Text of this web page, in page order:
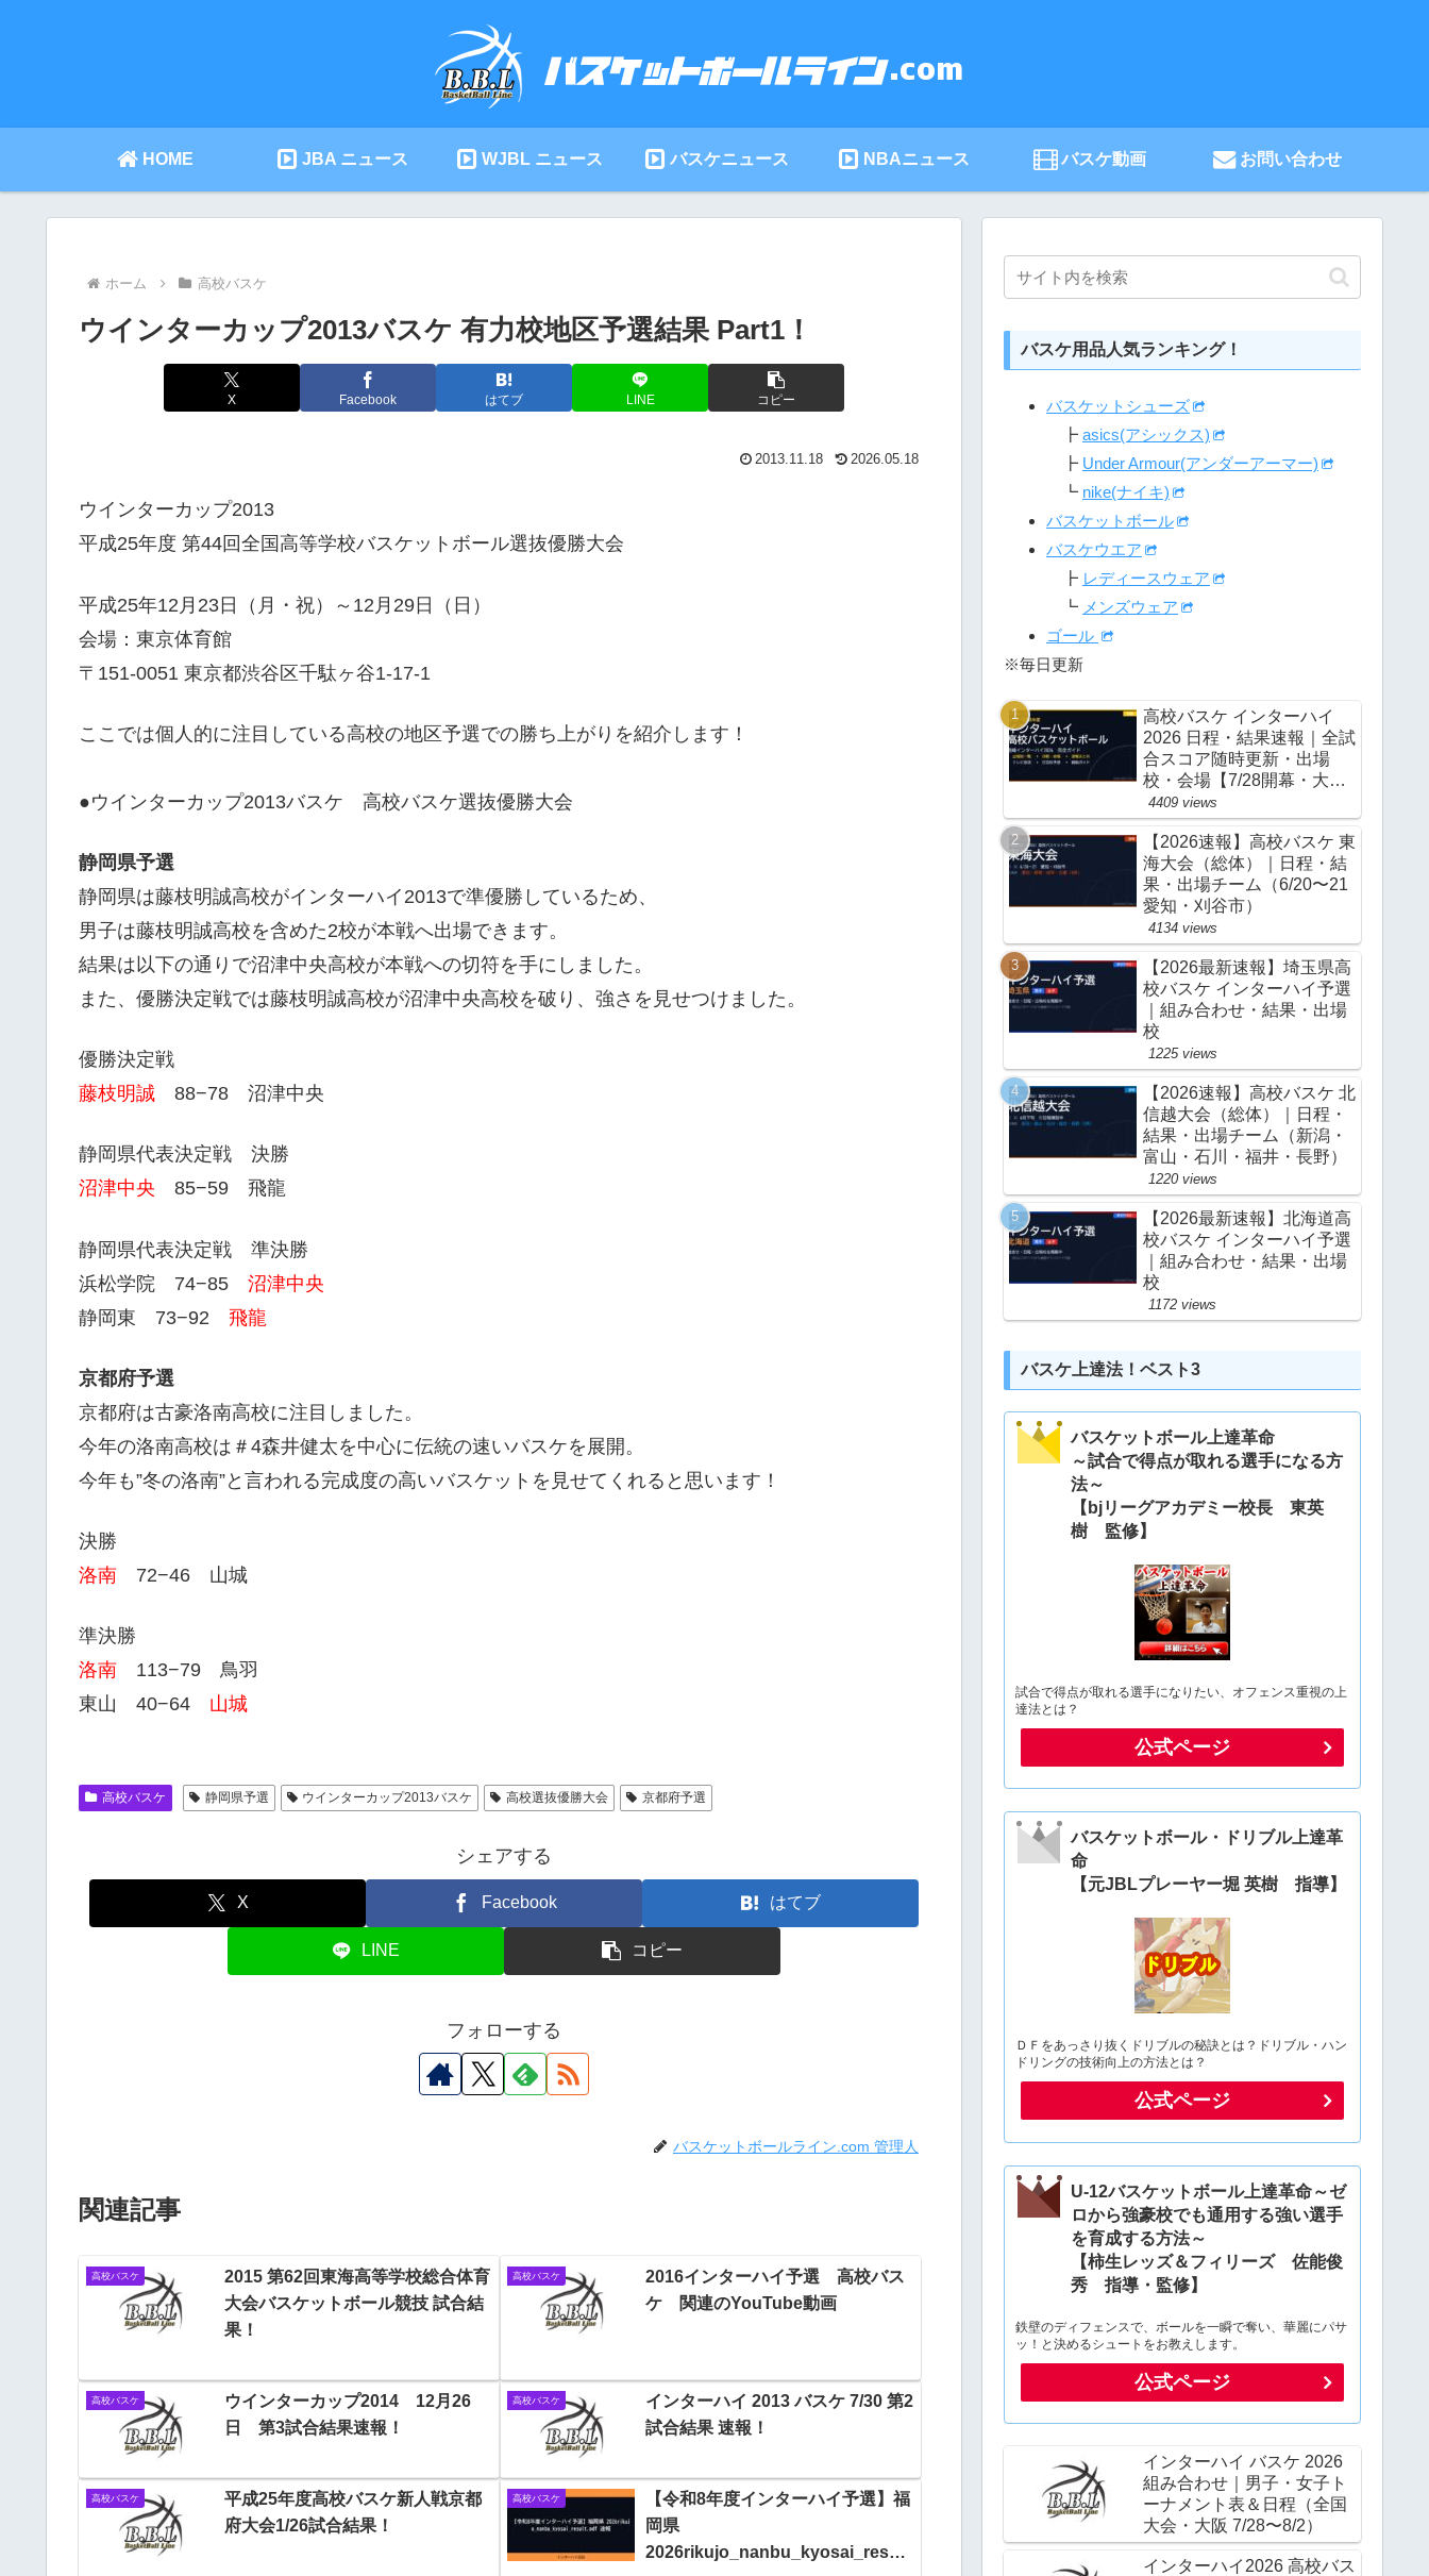
HOME JBA ニュース WJBL ニュース バスケニュース NBAニュース バスケ動画 お問い合わせ
ホーム 高校バスケ
ウインターカップ2013バスケ 有力校地区予選結果 Part1！
X Facebook はてブ LINE コピー
2013.11.18 2026.05.18
ウインターカップ2013
平成25年度 第44回全国高等学校バスケットボール選抜優勝大会
平成25年12月23日（月・祝）～12月29日（日）
会場：東京体育館
〒151-0051 東京都渋谷区千駄ヶ谷1-17-1
ここでは個人的に注目している高校の地区予選での勝ち上がりを紹介します！
●ウインターカップ2013バスケ 高校バスケ選抜優勝大会
静岡県予選
静岡県は藤枝明誠高校がインターハイ2013で準優勝しているため、
男子は藤枝明誠高校を含めた2校が本戦へ出場できます。
結果は以下の通りで沼津中央高校が本戦への切符を手にしました。
また、優勝決定戦では藤枝明誠高校が沼津中央高校を破り、強さを見せつけました。
優勝決定戦
藤枝明誠 88−78 沼津中央
静岡県代表決定戦 決勝
沼津中央 85−59 飛龍
静岡県代表決定戦 準決勝
浜松学院 74−85 沼津中央
静岡東 73−92 飛龍
京都府予選
京都府は古豪洛南高校に注目しました。
今年の洛南高校は＃4森井健太を中心に伝統の速いバスケを展開。
今年も”冬の洛南”と言われる完成度の高いバスケットを見せてくれると思います！
決勝
洛南 72−46 山城
準決勝
洛南 113−79 鳥羽
東山 40−64 山城
高校バスケ 静岡県予選 ウインターカップ2013バスケ 高校選抜優勝大会 京都府予選
シェアする
X Facebook はてブ
LINE コピー
フォローする
バスケットボールライン.com 管理人
関連記事
高校バスケ
2015 第62回東海高等学校総合体育
大会バスケットボール競技 試合結
果！
高校バスケ
2016インターハイ予選 高校バス
ケ 関連のYouTube動画
高校バスケ
ウインターカップ2014 12月26
日 第3試合結果速報！
高校バスケ
インターハイ 2013 バスケ 7/30 第2
試合結果 速報！
高校バスケ
平成25年度高校バスケ新人戦京都
府大会1/26試合結果！
高校バスケ
【令和8年度インターハイ予選】福
岡県
2026rikujo_nanbu_kyosai_result.
バスケ用品人気ランキング！
バスケットシューズ
┣ asics(アシックス)
┣ Under Armour(アンダーアーマー)
┗ nike(ナイキ)
バスケットボール
バスケウエア
┣ レディースウェア
┗ メンズウェア
ゴール
※毎日更新
高校バスケ インターハイ
2026 日程・結果速報｜全試
合スコア随時更新・出場
校・会場【7/28開幕・大
阪】
4409 views
【2026速報】高校バスケ 東
海大会（総体）｜日程・結
果・出場チーム（6/20〜21
愛知・刈谷市）
4134 views
【2026最新速報】埼玉県高
校バスケ インターハイ予選
｜組み合わせ・結果・出場
校
1225 views
【2026速報】高校バスケ 北
信越大会（総体）｜日程・
結果・出場チーム（新潟・
富山・石川・福井・長野）
1220 views
【2026最新速報】北海道高
校バスケ インターハイ予選
｜組み合わせ・結果・出場
校
1172 views
バスケ上達法！ベスト3
バスケットボール上達革命
～試合で得点が取れる選手になる方
法～
【bjリーグアカデミー校長 東英
樹 監修】
試合で得点が取れる選手になりたい、オフェンス重視の上
達法とは？
公式ページ
バスケットボール・ドリブル上達革
命
【元JBLプレーヤー堀 英樹 指導】
ＤＦをあっさり抜くドリブルの秘訣とは？ドリブル・ハン
ドリングの技術向上の方法とは？
公式ページ
U-12バスケットボール上達革命～ゼ
ロから強豪校でも通用する強い選手
を育成する方法～
【柿生レッズ＆フィリーズ 佐能俊
秀 指導・監修】
鉄壁のディフェンスで、ボールを一瞬で奪い、華麗にパサ
ッ！と決めるシュートをお教えします。
公式ページ
インターハイ バスケ 2026
組み合わせ｜男子・女子ト
ーナメント表＆日程（全国
大会・大阪 7/28〜8/2）
インターハイ2026 高校バス